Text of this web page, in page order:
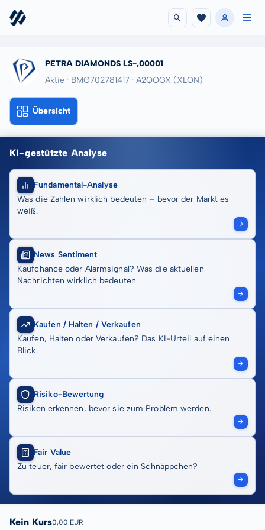
PETRA DIAMONDS LS-,00001
Aktie · BMG702781417 · A2QQGX (XLON)
Übersicht
KI-gestützte Analyse
Fundamental-Analyse
Was die Zahlen wirklich bedeuten – bevor der Markt es
weiß.
News Sentiment
Kaufchance oder Alarmsignal? Was die aktuellen
Nachrichten wirklich bedeuten.
Kaufen / Halten / Verkaufen
Kaufen, Halten oder Verkaufen? Das KI-Urteil auf einen
Blick.
Risiko-Bewertung
Risiken erkennen, bevor sie zum Problem werden.
Fair Value
Zu teuer, fair bewertet oder ein Schnäppchen?
Kein Kurs0,00 EUR